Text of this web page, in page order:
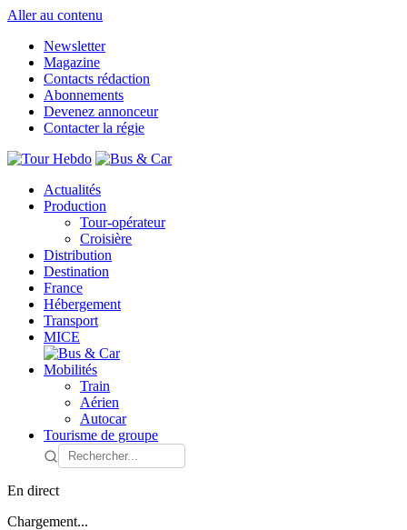
Aller au contenu
Newsletter
Magazine
Contacts rédaction
Abonnements
Devenez annonceur
Contacter la régie
Actualités
Production
Tour-opérateur
Croisière
Distribution
Destination
France
Hébergement
Transport
MICE
Mobilités
Train
Aérien
Autocar
Tourisme de groupe
En direct
Chargement...